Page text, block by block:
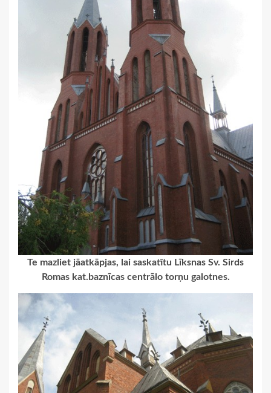
Te mazliet jāatkāpjas, lai saskatītu Līksnas Sv. Sirds
Romas kat.baznīcas centrālo torņu galotnes.